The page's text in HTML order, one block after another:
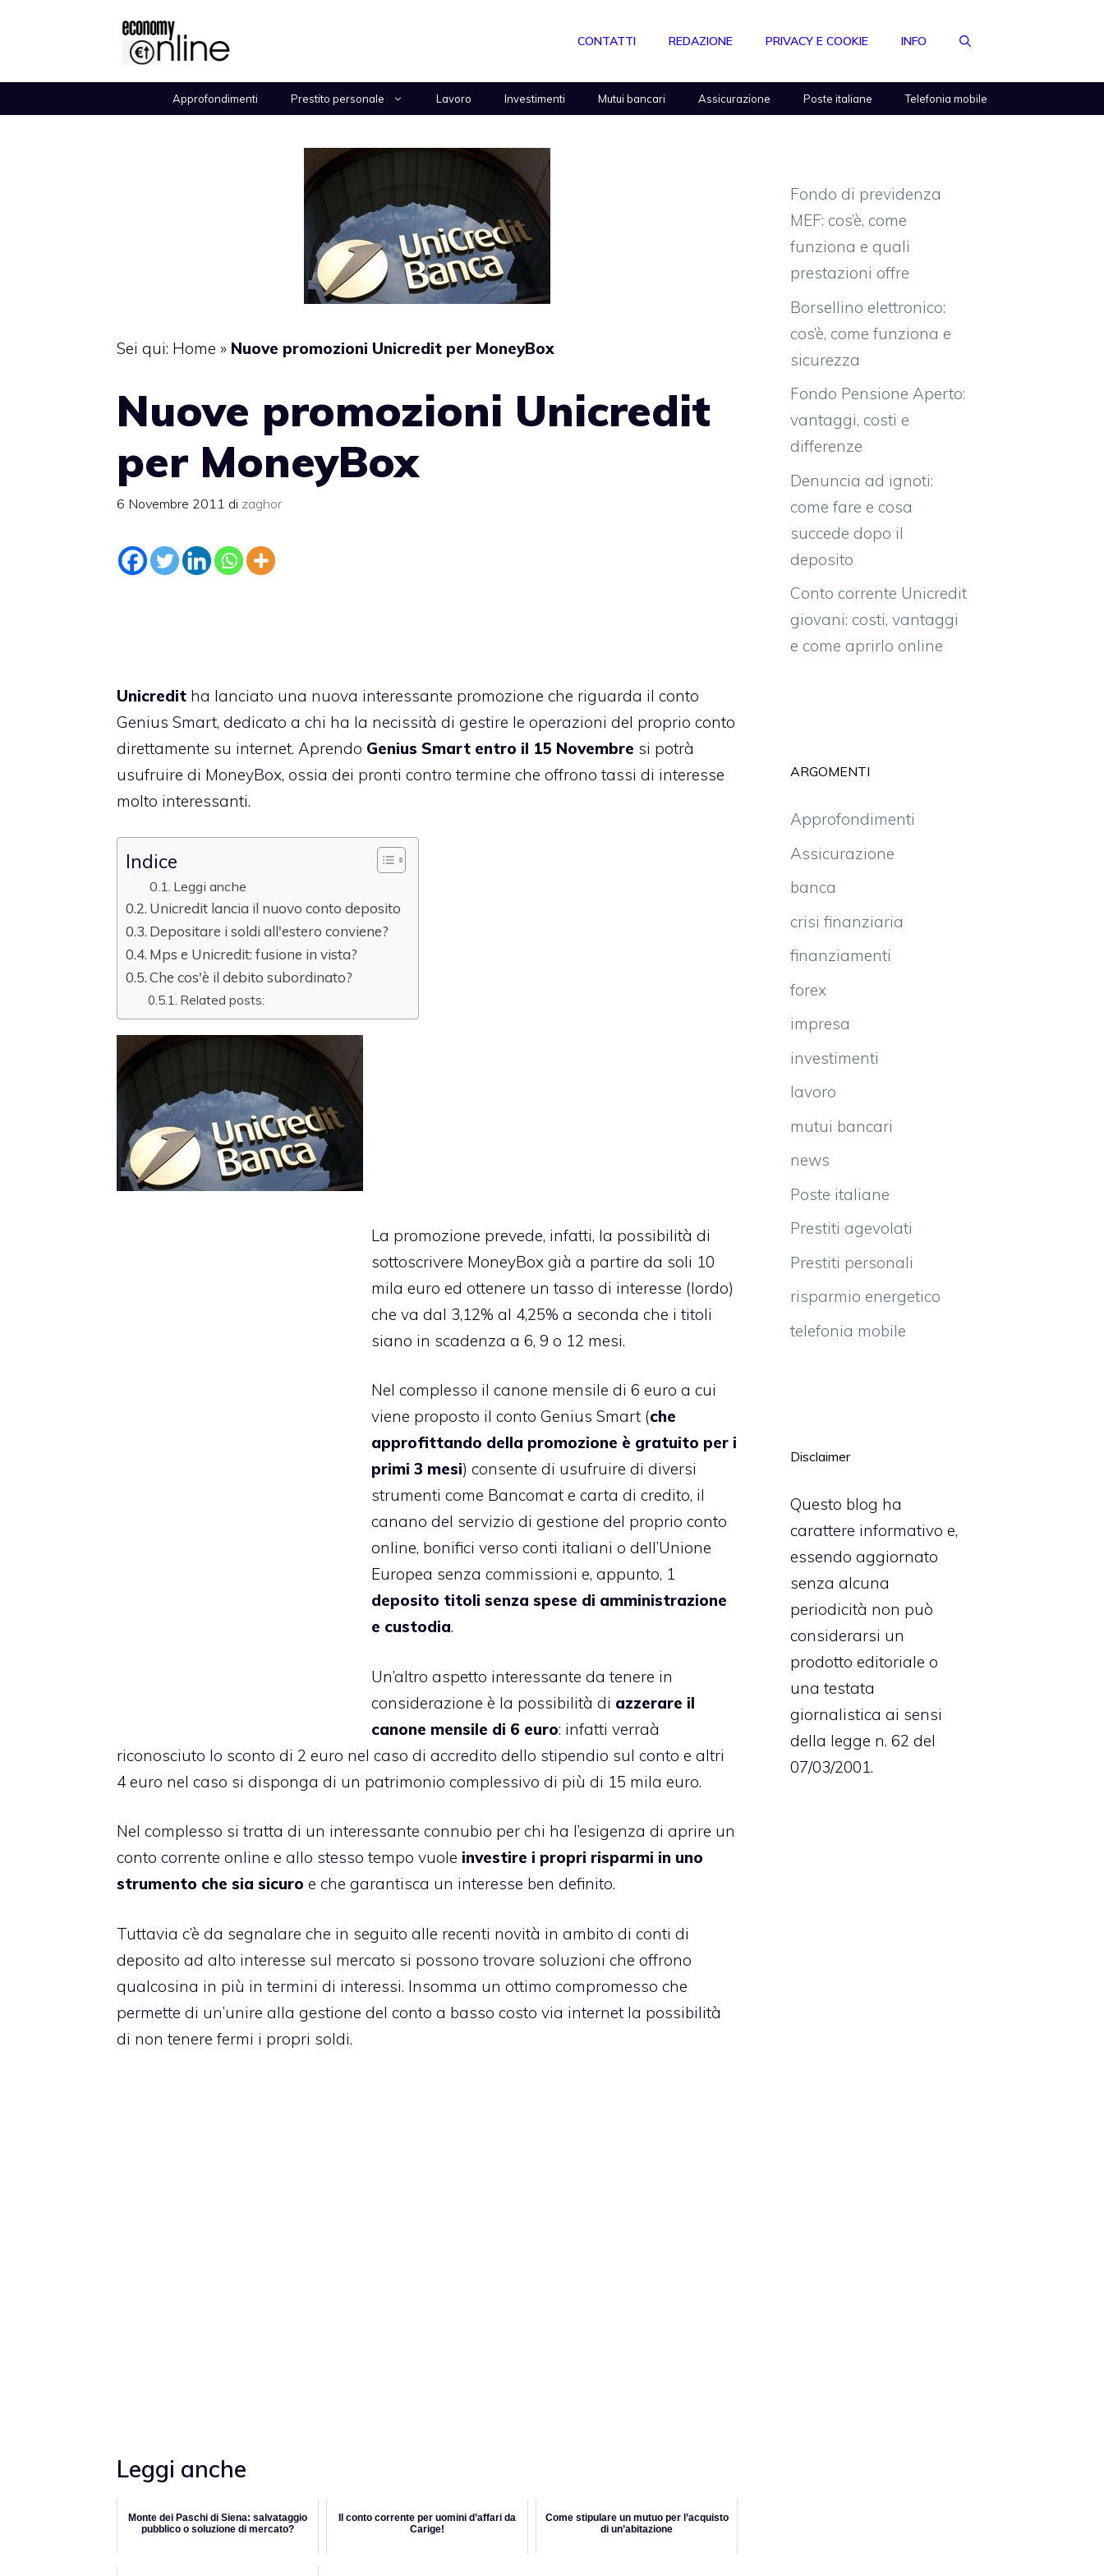
CONTATTI REDAZIONE PRIVACY E COOKIE INFO
Approfondimenti Prestito personale Lavoro Investimenti Mutui bancari Assicurazione Poste italiane Telefonia mobile
Sei qui: Home » Nuove promozioni Unicredit per MoneyBox
Nuove promozioni Unicredit
per MoneyBox
6 Novembre 2011 di zaghor
Unicredit ha lanciato una nuova interessante promozione che riguarda il conto
Genius Smart, dedicato a chi ha la necissità di gestire le operazioni del proprio conto
direttamente su internet. Aprendo Genius Smart entro il 15 Novembre si potrà
usufruire di MoneyBox, ossia dei pronti contro termine che offrono tassi di interesse
molto interessanti.
Indice
Leggi anche
Unicredit lancia il nuovo conto deposito
Depositare i soldi all'estero conviene?
Mps e Unicredit: fusione in vista?
Che cos'è il debito subordinato?
Related posts:
La promozione prevede, infatti, la possibilità di
sottoscrivere MoneyBox già a partire da soli 10
mila euro ed ottenere un tasso di interesse (lordo)
che va dal 3,12% al 4,25% a seconda che i titoli
siano in scadenza a 6, 9 o 12 mesi.
Nel complesso il canone mensile di 6 euro a cui
viene proposto il conto Genius Smart (che
approfittando della promozione è gratuito per i
primi 3 mesi) consente di usufruire di diversi
strumenti come Bancomat e carta di credito, il
canano del servizio di gestione del proprio conto
online, bonifici verso conti italiani o dell’Unione
Europea senza commissioni e, appunto, 1
deposito titoli senza spese di amministrazione
e custodia.
Un’altro aspetto interessante da tenere in
considerazione è la possibilità di azzerare il
canone mensile di 6 euro: infatti verraà
riconosciuto lo sconto di 2 euro nel caso di accredito dello stipendio sul conto e altri
4 euro nel caso si disponga di un patrimonio complessivo di più di 15 mila euro.
Nel complesso si tratta di un interessante connubio per chi ha l’esigenza di aprire un
conto corrente online e allo stesso tempo vuole investire i propri risparmi in uno
strumento che sia sicuro e che garantisca un interesse ben definito.
Tuttavia c’è da segnalare che in seguito alle recenti novità in ambito di conti di
deposito ad alto interesse sul mercato si possono trovare soluzioni che offrono
qualcosina in più in termini di interessi. Insomma un ottimo compromesso che
permette di un’unire alla gestione del conto a basso costo via internet la possibilità
di non tenere fermi i propri soldi.
Leggi anche
Monte dei Paschi di Siena: salvataggio
pubblico o soluzione di mercato?
Il conto corrente per uomini d’affari da
Carige!
Come stipulare un mutuo per l’acquisto
di un’abitazione
Fondo di previdenza
MEF: cos’è, come
funziona e quali
prestazioni offre
Borsellino elettronico:
cos’è, come funziona e
sicurezza
Fondo Pensione Aperto:
vantaggi, costi e
differenze
Denuncia ad ignoti:
come fare e cosa
succede dopo il
deposito
Conto corrente Unicredit
giovani: costi, vantaggi
e come aprirlo online
ARGOMENTI
Approfondimenti
Assicurazione
banca
crisi finanziaria
finanziamenti
forex
impresa
investimenti
lavoro
mutui bancari
news
Poste italiane
Prestiti agevolati
Prestiti personali
risparmio energetico
telefonia mobile
Disclaimer
Questo blog ha
carattere informativo e,
essendo aggiornato
senza alcuna
periodicità non può
considerarsi un
prodotto editoriale o
una testata
giornalistica ai sensi
della legge n. 62 del
07/03/2001.